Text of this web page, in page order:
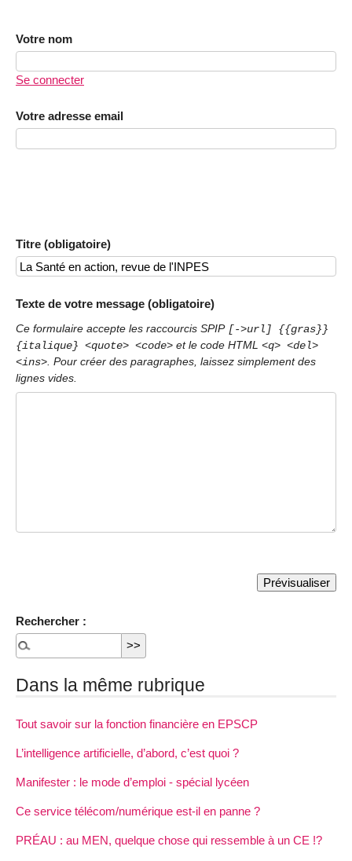
Votre nom
Se connecter
Votre adresse email
Titre (obligatoire)
Texte de votre message (obligatoire)
Ce formulaire accepte les raccourcis SPIP [->url] {{gras}}
{italique} <quote> <code> et le code HTML <q> <del>
<ins>. Pour créer des paragraphes, laissez simplement des
lignes vides.
Rechercher :
Dans la même rubrique
Tout savoir sur la fonction financière en EPSCP
L’intelligence artificielle, d’abord, c’est quoi ?
Manifester : le mode d’emploi - spécial lycéen
Ce service télécom/numérique est-il en panne ?
PRÉAU : au MEN, quelque chose qui ressemble à un CE !?